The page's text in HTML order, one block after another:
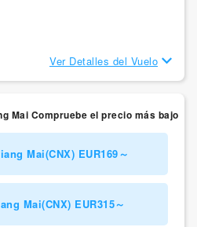
Ver Detalles del Vuelo
Mai Compruebe el precio más bajo
Mai(CNX) EUR169～
Mai(CNX) EUR315～